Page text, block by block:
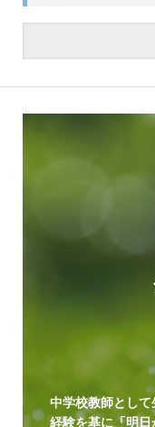
中学校教師とし
経験を基に「明